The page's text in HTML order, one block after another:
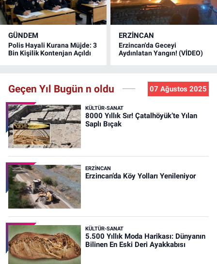
GÜNDEM
Polis Hayali Kurana Müjde: 3
Bin Kişilik Kontenjan Açıldı
ERZINCAN
Erzincan'da Geceyi
Aydınlatan Yangın! (VİDEO)
Geçen Yıl Bugün n oldu 07 Ağustos 2025
KÜLTÜR-SANAT
8000 Yıllık Sır! Çatalhöyük’te Yılan
Saplı Bıçak
ERZINCAN
Erzincan’da Köy Yolları Yenileniyor
KÜLTÜR-SANAT
5.500 Yıllık Moda Harikası: Dünyanın
Bilinen En Eski Deri Ayakkabısı